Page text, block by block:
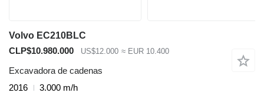
Volvo EC210BLC
CLP$10.980.000
US$12.000 ≈ EUR 10.400
Excavadora de cadenas
2016
3.000 m/h